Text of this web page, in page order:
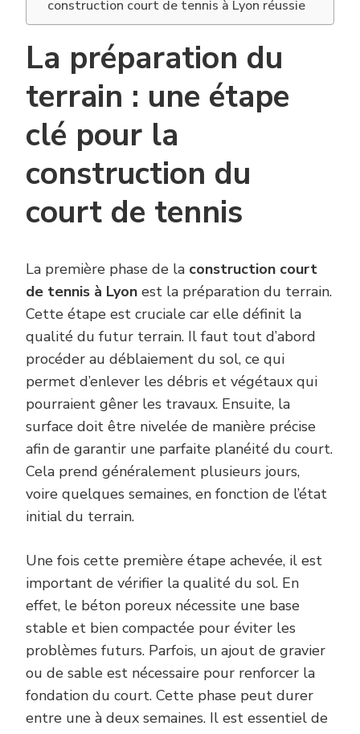
construction court de tennis à Lyon réussie
La préparation du
terrain : une étape
clé pour la
construction du
court de tennis
La première phase de la construction court
de tennis à Lyon est la préparation du terrain.
Cette étape est cruciale car elle définit la
qualité du futur terrain. Il faut tout d’abord
procéder au déblaiement du sol, ce qui
permet d’enlever les débris et végétaux qui
pourraient gêner les travaux. Ensuite, la
surface doit être nivelée de manière précise
afin de garantir une parfaite planéité du court.
Cela prend généralement plusieurs jours,
voire quelques semaines, en fonction de l’état
initial du terrain.
Une fois cette première étape achevée, il est
important de vérifier la qualité du sol. En
effet, le béton poreux nécessite une base
stable et bien compactée pour éviter les
problèmes futurs. Parfois, un ajout de gravier
ou de sable est nécessaire pour renforcer la
fondation du court. Cette phase peut durer
entre une à deux semaines. Il est essentiel de